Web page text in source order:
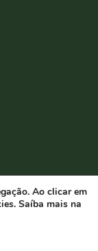
Ao clicar em
Saíba mais na